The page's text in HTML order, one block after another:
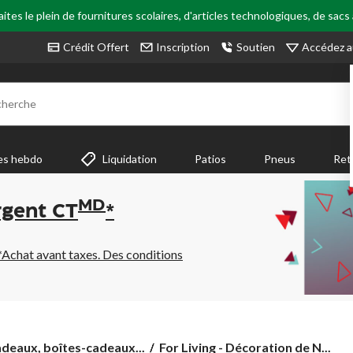
le plein de fournitures scolaires, d'articles technologiques, de
Crédit Offert Inscription Soutien Accédez
hebdo Liquidation Patios Pneus
CT MD*
avant taxes. Des conditions
boîtes-cadeaux... For
For Living - Décoration de N...